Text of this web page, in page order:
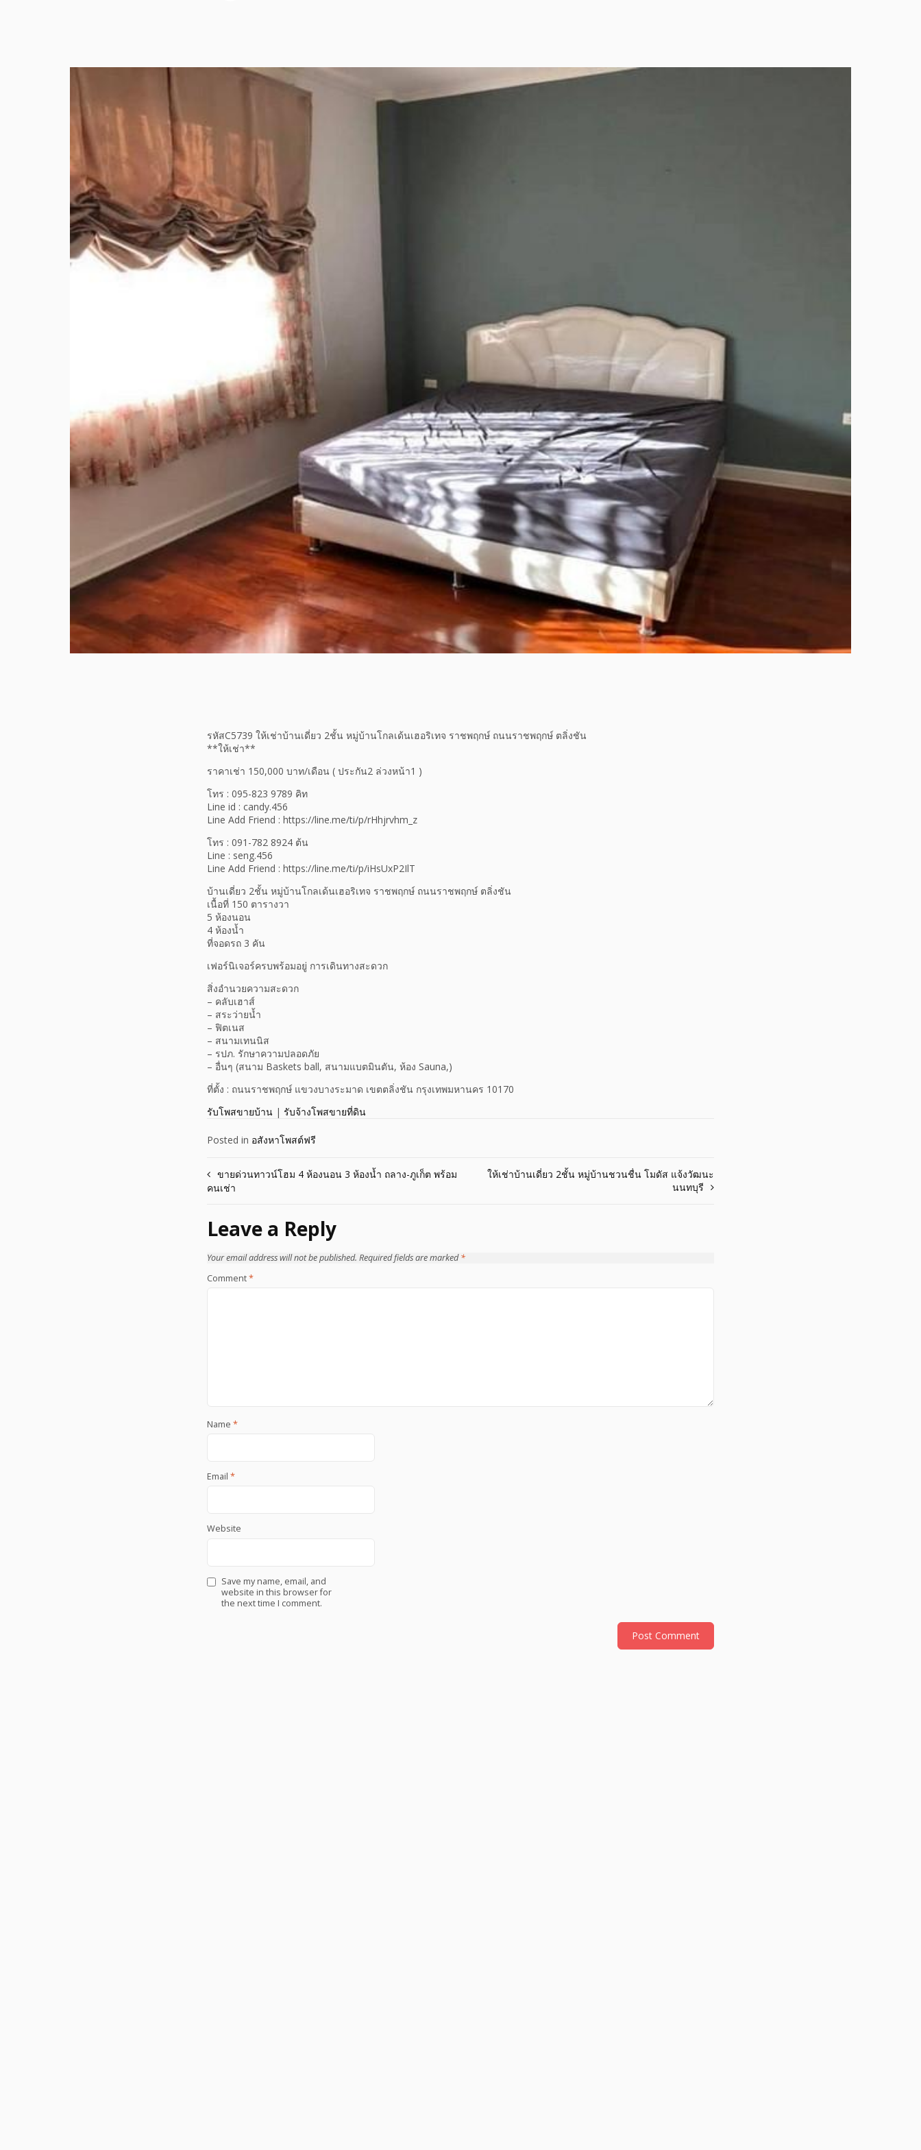
รหัสC5739 ให้เช่าบ้านเดี่ยว 2ชั้น หมู่บ้านโกลเด้นเฮอริเทจ ราชพฤกษ์ ถนนราชพฤกษ์ ตลิ่งชัน
**ให้เช่า**
ราคาเช่า 150,000 บาท/เดือน ( ประกัน2 ล่วงหน้า1 )
โทร : 095-823 9789 คิท
Line id : candy.456
Line Add Friend : https://line.me/ti/p/rHhjrvhm_z
โทร : 091-782 8924 ต้น
Line : seng.456
Line Add Friend : https://line.me/ti/p/iHsUxP2IlT
บ้านเดี่ยว 2ชั้น หมู่บ้านโกลเด้นเฮอริเทจ ราชพฤกษ์ ถนนราชพฤกษ์ ตลิ่งชัน
เนื้อที่ 150 ตารางวา
5 ห้องนอน
4 ห้องน้ำ
ที่จอดรถ 3 คัน
เฟอร์นิเจอร์ครบพร้อมอยู่ การเดินทางสะดวก
สิ่งอำนวยความสะดวก
– คลับเฮาส์
– สระว่ายน้ำ
– ฟิตเนส
– สนามเทนนิส
– รปภ. รักษาความปลอดภัย
– อื่นๆ (สนาม Baskets ball, สนามแบตมินตัน, ห้อง Sauna,)
ที่ตั้ง : ถนนราชพฤกษ์ แขวงบางระมาด เขตตลิ่งชัน กรุงเทพมหานคร 10170
รับโพสขายบ้าน | รับจ้างโพสขายที่ดิน
Posted in อสังหาโพสต์ฟรี
Post
ขายด่วนทาวน์โฮม 4 ห้องนอน 3 ห้องน้ำ ถลาง-ภูเก็ต พร้อม
คนเช่า
ให้เช่าบ้านเดี่ยว 2ชั้น หมู่บ้านชวนชื่น โมดัส แจ้งวัฒนะ
นนทบุรี
Leave a Reply
Your email address will not be published. Required fields are marked*
Comment*
Name *
Email *
Website
Save my name, email, and
website in this browser for
the next time I comment.